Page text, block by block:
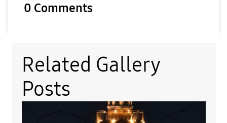
0 Comments
Related Gallery
Posts